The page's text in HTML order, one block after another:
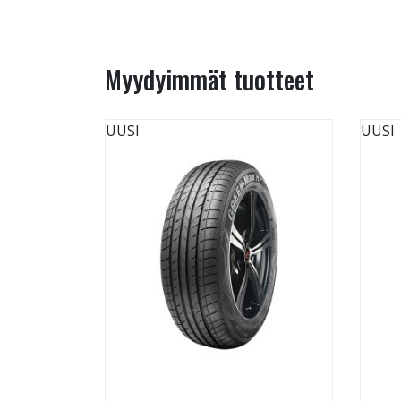
Myydyimmät tuotteet
UUSI UUSI